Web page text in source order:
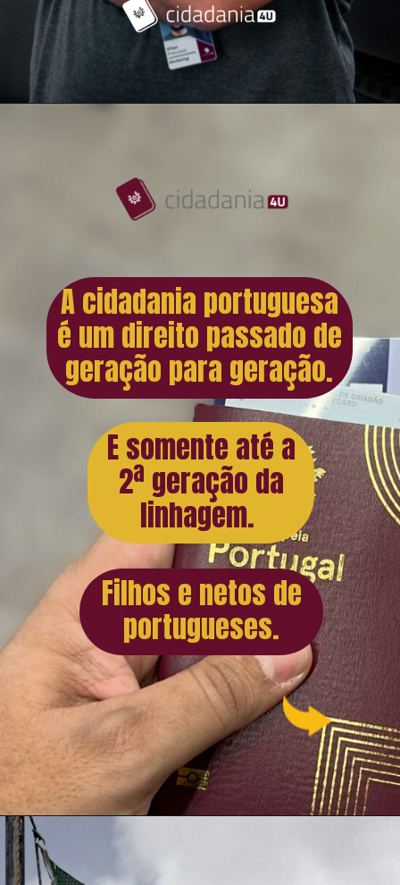
A cidadania portuguesa
é um direito passado de
geração para geração.
E somente até a
2ª geração da
linhagem.
Filhos e netos de
portugueses.